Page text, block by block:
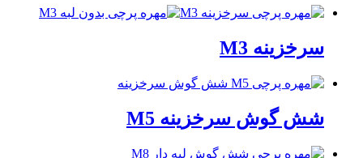
سرخزینه M3
شش گوش سرخزینه M5